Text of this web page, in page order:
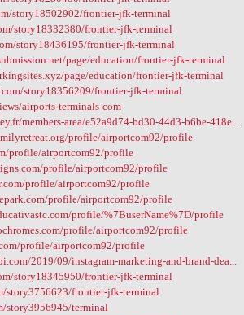
story18502902/frontier-jfk-terminal
story18332380/frontier-jfk-terminal
story18436195/frontier-jfk-terminal
page/education/frontier-jfk-terminal
page/education/frontier-jfk-terminal
story18356209/frontier-jfk-terminal
airports-terminals-com
members-area/e52a9d74-bd30-44d3-b6be-418e...
profile/airportcom92/profile
profile/airportcom92/profile
profile/airportcom92/profile
profile/airportcom92/profile
profile/airportcom92/profile
profile/%7BuserName%7D/profile
profile/airportcom92/profile
profile/airportcom92/profile
2019/09/instagram-marketing-and-brand-dea...
story18345950/frontier-jfk-terminal
story3756623/frontier-jfk-terminal
story3956945/terminal